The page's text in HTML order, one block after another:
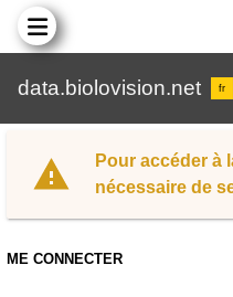
data.biolovision.net fr
Pour accéder à
nécessaire de
ME CONNECTER